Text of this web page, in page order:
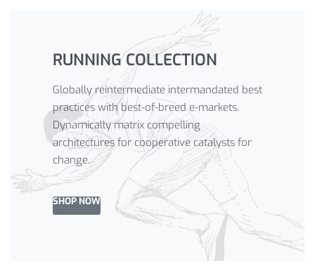
RUNNING COLLECTION
Globally reintermediate intermandated best
practices with best-of-breed e-markets.
Dynamically matrix compelling
architectures for cooperative catalysts for
change.
SHOP NOW